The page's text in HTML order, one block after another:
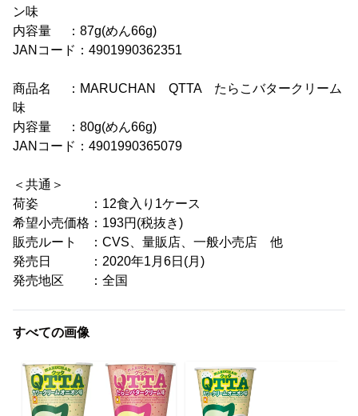
ン味
内容量 ：87g(めん66g)
JANコード：4901990362351
商品名 ：MARUCHAN QTTA たらこバタークリーム
味
内容量 ：80g(めん66g)
JANコード：4901990365079
＜共通＞
荷姿 ：12食入り1ケース
希望小売価格：193円(税抜き)
販売ルート ：CVS、量販店、一般小売店 他
発売日 ：2020年1月6日(月)
発売地区 ：全国
すべての画像